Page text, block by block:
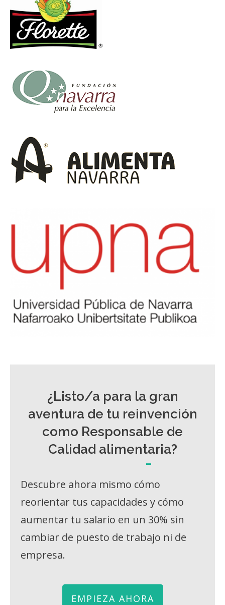
¿Listo/a para la gran
aventura de tu reinvención
como Responsable de
Calidad alimentaria?
Descubre ahora mismo cómo
reorientar tus capacidades y cómo
aumentar tu salario en un 30% sin
cambiar de puesto de trabajo ni de
empresa.
EMPIEZA AHORA